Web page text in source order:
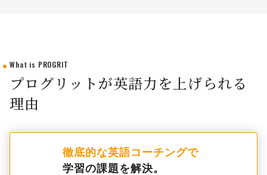
What is PROGRIT
プログリットが英語力を上げられる
理由
徹底的な英語コーチングで
学習の課題を解決。